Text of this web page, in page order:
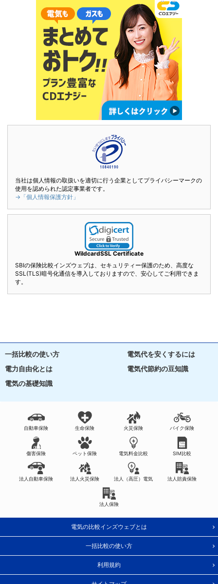
当社は個人情報の取扱いを適切に行う企業としてプライバシーマークの
使用を認められた認定事業者です。
→「個人情報保護方針」
WildcardSSL Certificate
SBIの保険比較インズウェブは、セキュリティー保護のため、高度な
SSL(TLS)暗号化通信を導入しておりますので、安心してご利用できま
す。
一括比較の使い方
電気代を安くするには
電力自由化とは
電気代節約の豆知識
電気の基礎知識
自動車保険 生命保険 火災保険 バイク保険
傷害保険 ペット保険 電気料金比較 SIM比較
法人自動車保険 法人火災保険 法人（高圧）電気 法人賠責保険
法人保険
電気の比較インズウェブとは
一括比較の使い方
利用規約